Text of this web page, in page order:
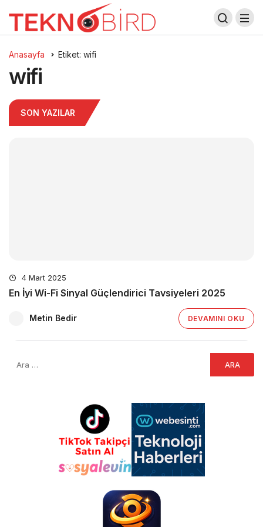
Anasayfa Etiket: wifi
wifi
SON YAZILAR
4 Mart 2025
En İyi Wi-Fi Sinyal Güçlendirici Tavsiyeleri 2025
Metin Bedir DEVAMINI OKU